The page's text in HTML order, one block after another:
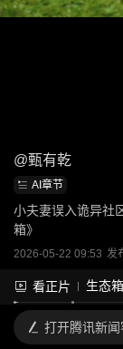
@甄有乾
AI章节
小夫妻误入诡异社
箱》
2026-05-22 09:53 发
看正片 生态箱
打开腾讯新